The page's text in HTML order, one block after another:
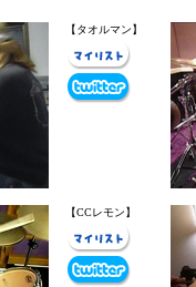
【タオルマン】
【CCレモン】